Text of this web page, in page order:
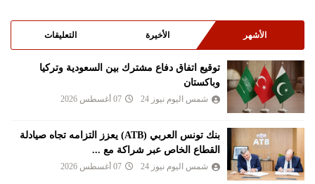
الأشهر الأخيرة التعليقات
توقيع اتفاق دفاع مشترك بين السعودية وتركيا
وباكستان
شمس اليوم نيوز 24 07 أغسطس 2026
بنك تونس العربي (ATB) يعزز التزامه تجاه صيادلة
القطاع الخاص عبر شراكة مع ...
شمس اليوم نيوز 24 07 أغسطس 2026